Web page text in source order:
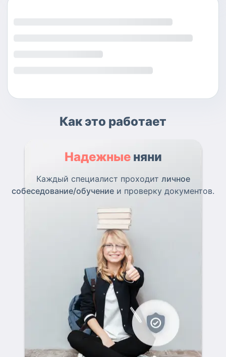
Как это работает
Надежные няни
Каждый специалист проходит личное
собеседование/обучение и проверку документов.